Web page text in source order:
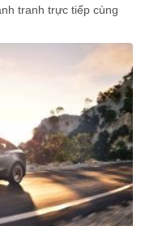
tranh trực tiếp cùng